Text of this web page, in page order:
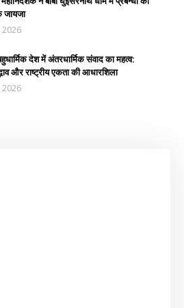
2026
देश में अंतरधार्मिक संवाद का महत्व:
और राष्ट्रीय एकता की आधारशिला
2026